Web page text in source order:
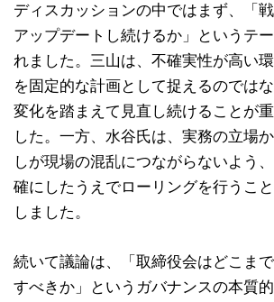
ディスカッションの中ではまず、「
アップデートし続けるか」というテ
れました。三山は、不確実性が高い
を固定的な計画として捉えるのでは
変化を踏まえて見直し続けることが
した。一方、水谷氏は、実務の立場
しが現場の混乱につながらないよう
確にしたうえでローリングを行うこ
しました。
続いて議論は、「取締役会はどこま
すべきか」というガバナンスの本質